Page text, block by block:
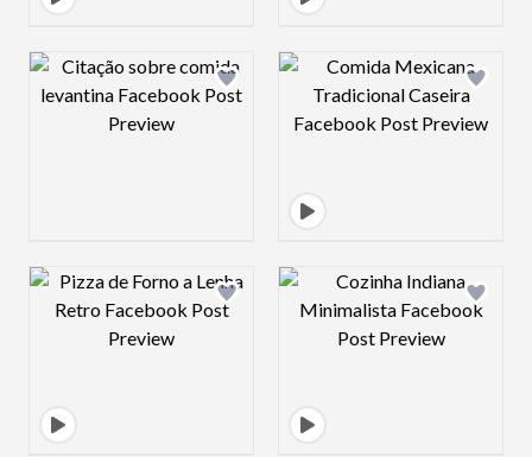
Design preview image Design preview
Design preview image Design preview